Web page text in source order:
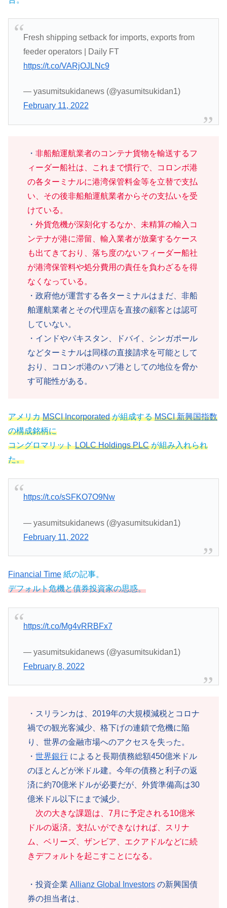
Fresh shipping setback for imports, exports from
feeder operators | Daily FT
https://t.co/VARjOJLNc9
— yasumitsukidanews (@yasumitsukidan1)
February 11, 2022
・ 非船舶運航業者のコンテナ貨物を輸送するフ
ィーダー船社は、これまで慣行で、コロンボ港
の各ターミナルに港湾保管料金等を立替で支払
い、その後非船舶運航業者からその支払いを受
けている。
・ 外貨危機が深刻化するなか、未精算の輸入コ
ンテナが港に滞留、輸入業者が放棄するケース
も出てきており、落ち度のないフィーダー船社
が港湾保管料や処分費用の責任を負わざるを得
なくなっている。
・政府他が運営する各ターミナルはまだ、非船
舶運航業者とその代理店を直接の顧客とは認可
していない。
・インドやパキスタン、ドバイ、シンガポール
などターミナルは同様の直接請求を可能として
おり、コロンボ港のハブ港としての地位を脅か
す可能性がある。
アメリカMSCI Incorporatedが組成するMSCI 新興国指数
の構成銘柄に
コングロマリットLOLC Holdings PLCが組み入れられ
た。
https://t.co/sSFKO7O9Nw
— yasumitsukidanews (@yasumitsukidan1)
February 11, 2022
Financial Time 紙の記事。
デフォルト危機と債券投資家の思惑。
https://t.co/Mg4vRRBFx7
— yasumitsukidanews (@yasumitsukidan1)
February 8, 2022
・スリランカは、2019年の大規模減税とコロナ
禍での観光客減少、格下げの連鎖で危機に陥
り、世界の金融市場へのアクセスを失った。
・ 世界銀行 によると長期債務総額450億米ドル
のほとんどが米ドル建。今年の債務と利子の返
済に約70億米ドルが必要だが、外貨準備高は30
億米ドル以下にまで減少。
次の大きな課題は、7月に予定される10億米
ドルの返済。支払いができなければ、スリナ
ム、ベリーズ、ザンビア、エクアドルなどに続
きデフォルトを起こすことになる。
・投資企業 Allianz Global Investors の新興国債
券の担当者は、